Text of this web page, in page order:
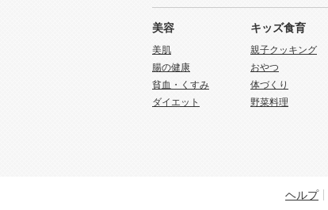
美容
美肌
腸の健康
貧血・くすみ
ダイエット
キッズ食育
親子クッキング
おやつ
体づくり
野菜料理
ヘルプ